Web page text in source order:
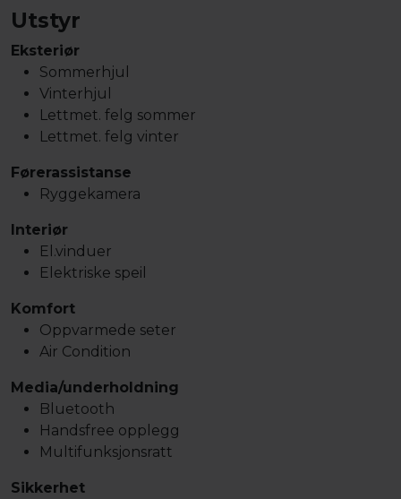
Utstyr
Eksteriør
Sommerhjul
Vinterhjul
Lettmet. felg sommer
Lettmet. felg vinter
Førerassistanse
Ryggekamera
Interiør
El.vinduer
Elektriske speil
Komfort
Oppvarmede seter
Air Condition
Media/underholdning
Bluetooth
Handsfree opplegg
Multifunksjonsratt
Sikkerhet